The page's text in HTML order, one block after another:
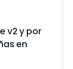
v2 y por
en